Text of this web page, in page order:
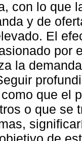
con lo que
y de
El
por
la
que el
o que se